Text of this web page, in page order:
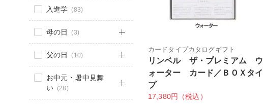
入進学 (83)
母の日 (3)
父の日 (10)
お中元・暑中見舞
い (28)
カードタイプカタログギフト
リンベル ザ・プレミアム ウ
ォーター カード／ＢＯＸタイ
プ
17,380円（税込）